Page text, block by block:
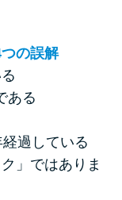
の誤解
ある
過している
」ではありま